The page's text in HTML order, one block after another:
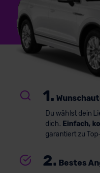
1.
Du wählst dein
dich. Einfach,
garantiert zu
2. Bestes